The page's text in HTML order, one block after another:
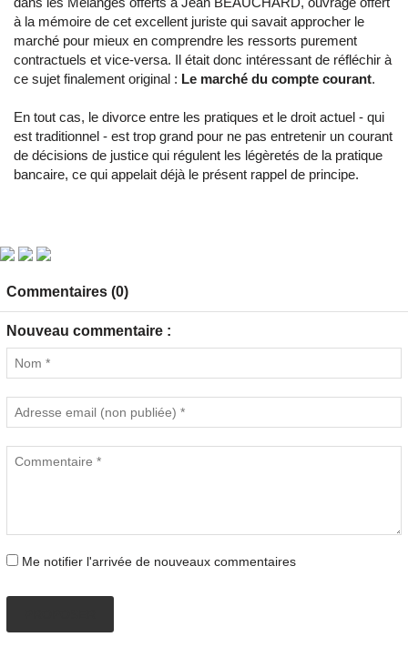
à la mémoire de cet excellent juriste qui savait approcher le
marché pour mieux en comprendre les ressorts purement
contractuels et vice-versa. Il était donc intéressant de réfléchir à
ce sujet finalement original : Le marché du compte courant.
En tout cas, le divorce entre les pratiques et le droit actuel - qui
est traditionnel - est trop grand pour ne pas entretenir un courant
de décisions de justice qui régulent les légèretés de la pratique
bancaire, ce qui appelait déjà le présent rappel de principe.
Commentaires (0)
Nouveau commentaire :
Me notifier l'arrivée de nouveaux commentaires